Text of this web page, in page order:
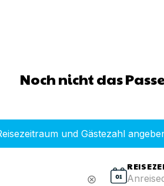
Noch nicht das
und Gästezahl
cancel